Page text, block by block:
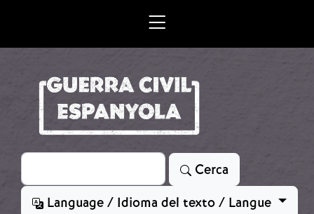
Cerca
Cerca
Language / Idioma del texto / Langue